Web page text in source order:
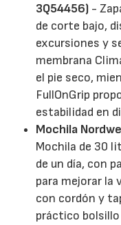
3Q54456) -
de corte bajo,
excursiones y
membrana
el pie seco,
FullOnGrip
estabilidad en
Mochila
Mochila de 30
de un día, con
para mejorar la
con cordón y
práctico